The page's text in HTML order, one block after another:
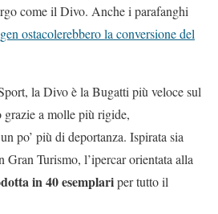
come il Divo. Anche i parafanghi
ostacolerebbero la conversione del
la Divo è la Bugatti più veloce sul
a molle più rigide,
po’ più di deportanza. Ispirata sia
Gran Turismo, l’ipercar orientata alla
in 40 esemplariper tutto il